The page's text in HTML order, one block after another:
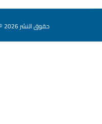
حقوق النشر 2026 ©. جميع الحقوق محفوظة.